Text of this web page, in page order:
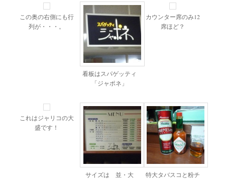
この奥の右側にも行
列が・・・。
看板はスパゲッティ
「ジャポネ」
カウンター席のみ12
席ほど？
これはジャリコの大
盛です！
サイズは 並・大
特大タバスコと粉チ